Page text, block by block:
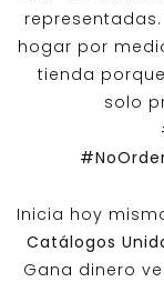
hogar por
tienda
solo
Inicia hoy
Catálogos
Gana dinero